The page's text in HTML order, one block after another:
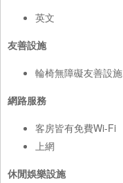
英文
友善設施
輪椅無障礙友善設施
網路服務
客房皆有免費Wi-Fi
上網
休閒娛樂設施